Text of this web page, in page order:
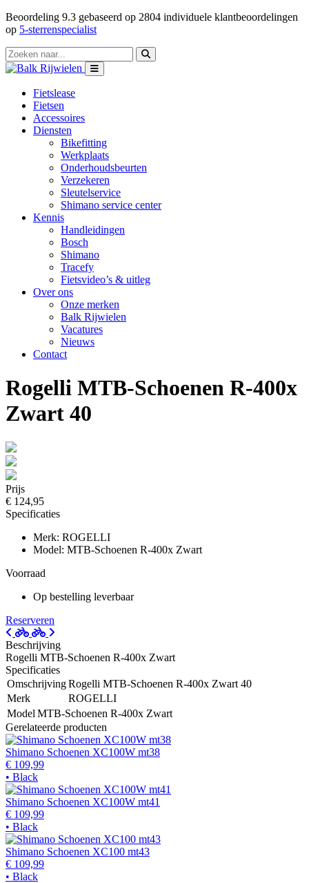
Beoordeling 9.3 gebaseerd op 2804 individuele klantbeoordelingen
op 5-sterrenspecialist
Fietslease
Fietsen
Accessoires
Diensten
Bikefitting
Werkplaats
Onderhoudsbeurten
Verzekeren
Sleutelservice
Shimano service center
Kennis
Handleidingen
Bosch
Shimano
Tracefy
Fietsvideo’s & uitleg
Over ons
Onze merken
Balk Rijwielen
Vacatures
Nieuws
Contact
Rogelli MTB-Schoenen R-400x
Zwart 40
Prijs
€ 124,95
Specificaties
Merk: ROGELLI
Model: MTB-Schoenen R-400x Zwart
Voorraad
Op bestelling leverbaar
Reserveren
Beschrijving
Rogelli MTB-Schoenen R-400x Zwart
Specificaties
OmschrijvingRogelli MTB-Schoenen R-400x Zwart 40
Merk
ROGELLI
Model MTB-Schoenen R-400x Zwart
Gerelateerde producten
Shimano Schoenen XC100W mt38
€ 109,99
• Black
Shimano Schoenen XC100W mt41
€ 109,99
• Black
Shimano Schoenen XC100 mt43
€ 109,99
• Black